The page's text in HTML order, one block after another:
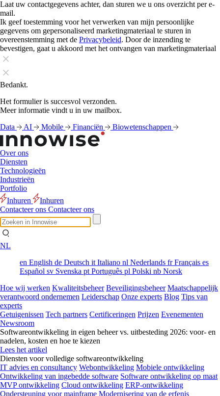
Laat uw contactgegevens achter, dan sturen we u ons overzicht per e-
mail.
Ik geef toestemming voor het verwerken van mijn persoonlijke
gegevens om gepersonaliseerd marketingmateriaal te sturen in
overeenstemming met de Privacybeleid. Door de inzending te
bevestigen, gaat u akkoord met het ontvangen van marketingmateriaal
Bedankt.
Het formulier is succesvol verzonden.
Meer informatie vindt u in uw mailbox.
Data
AI Mobile Financiën Biowetenschappen
Over ons
Diensten
Technologieën
Industrieën
Portfolio
Inhuren
Inhuren
Contacteer ons Contacteer ons
NL
en English de Deutsch it Italiano nl Nederlands frFrançais es
Español sv Svenska pt Português pl Polski nb Norsk
Hoe wij werken Kwaliteitsbeheer Beveiligingsbeheer Maatschappelijk
verantwoord ondernemen Leiderschap Onze experts Blog Tips van
experts
Getuigenissen Tech partners Certificeringen Prijzen Evenementen
Newsroom
Softwareontwikkeling in eigen beheer vs. uitbesteding 2026: voor- en
nadelen, kosten en hoe te kiezen
Lees het artikel
Diensten voor volledige softwareontwikkeling
IT advies en consultancy Webontwikkeling Mobiele ontwikkeling
Ontwikkeling van ingebedde software Software ontwikkeling op maat
MVP ontwikkeling Cloud ontwikkeling ERP-ontwikkeling
Ondersteuning voor mainframe Modernisering van de erfenis